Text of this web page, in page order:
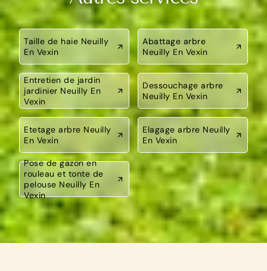
Taille de haie Neuilly
En Vexin
Abattage arbre
Neuilly En Vexin
Entretien de jardin
jardinier Neuilly En
Vexin
Dessouchage arbre
Neuilly En Vexin
Etetage arbre Neuilly
En Vexin
Elagage arbre Neuilly
En Vexin
Pose de gazon en
rouleau et tonte de
pelouse Neuilly En
Vexin